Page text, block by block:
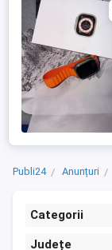
Publi24 Anunțuri
Categorii
Județe